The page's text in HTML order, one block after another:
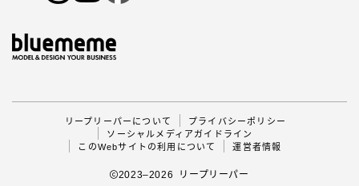
リープリーパーについて
プライバシーポリシー
ソーシャルメディアガイドライン
このWebサイトの利用について
運営者情報
2023–2026 リープリーパー